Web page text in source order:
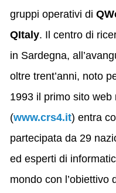
gruppi operativi di
QItaly. Il centro di
in Sardegna,
oltre trent’anni, noto
1993 il primo sito web
(www.crs4.it) entra
partecipata da 29
ed esperti di
mondo con l’obiettivo